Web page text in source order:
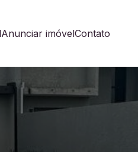
Anunciar imóvelContato